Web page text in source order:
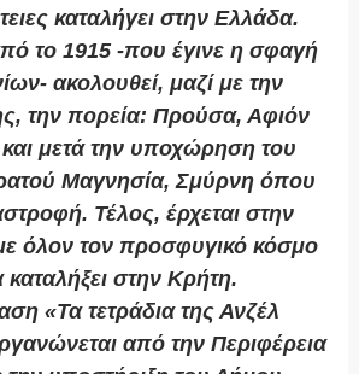
καταλήγει στην Ελλάδα.
το 1915 -που έγινε η σφαγή
ακολουθεί, μαζί με την
την πορεία: Προύσα, Αφιόν
μετά την υποχώρηση του
Μαγνησία, Σμύρνη όπου
Τέλος, έρχεται στην
όλον τον προσφυγικό κόσμο
καταλήξει στην Κρήτη.
«Τα τετράδια της Ανζέλ
από την Περιφέρεια